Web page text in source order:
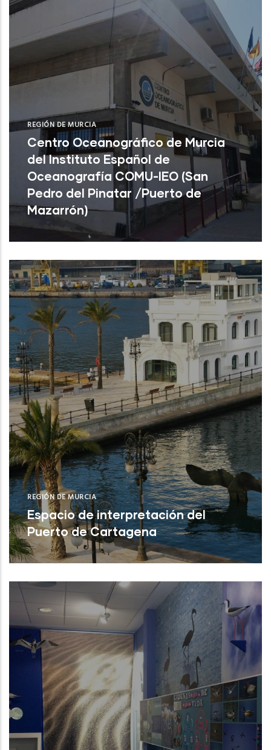
REGIÓN DE MURCIA
Centro Oceanográfico de Murcia
del Instituto Español de
Oceanografía COMU-IEO (San
Pedro del Pinatar /Puerto de
Mazarrón)
Centro Oceanográfico de Murcia del
Instituto Español de Oceanografía COMU-
IEO (San Pedro del Pinatar /Puerto de
Mazar
REGIÓN DE MURCIA
Espacio de interpretación del
Puerto de Cartagena
Cartagena (Región de Murcia)